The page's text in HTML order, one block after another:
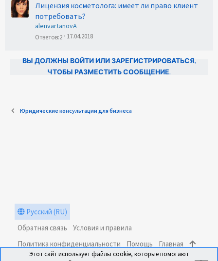
Лицензия косметолога: имеет ли право клиент
потребовать?
alenvartanovA
Ответов 2 17.04.2018
ВЫ ДОЛЖНЫ ВОЙТИ ИЛИ ЗАРЕГИСТРИРОВАТЬСЯ,
ЧТОБЫ РАЗМЕСТИТЬ СООБЩЕНИЕ.
Юридические консультации для бизнеса
Русский (RU)
Обратная связь
Условия и правила
Политика конфиденциальности
Помощь Главная
Этот сайт использует файлы cookie, которые помогают